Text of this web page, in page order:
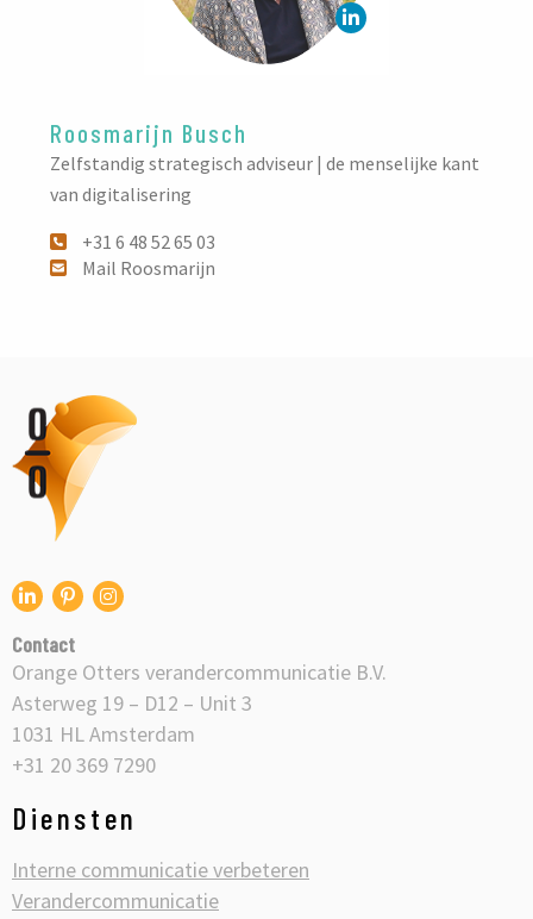
Roosmarijn Busch
Zelfstandig strategisch adviseur | de menselijke kant
van digitalisering
+31 6 48 52 65 03
Mail Roosmarijn
Orange
Otters
logo
Ga
onze
Linkedin
Ga
onze
Pinterest
Ga
Instagram
Contact
Orange Otters verandercommunicatie B.V.
Asterweg 19 – D12 – Unit 3
1031 HL Amsterdam
+31 20 369 7290
Diensten
Interne communicatie verbeteren
Verandercommunicatie